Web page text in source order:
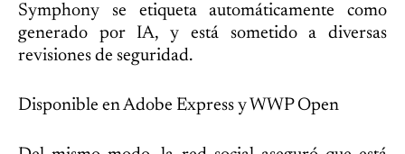
Symphony se etiqueta automáticamente como
generado por IA, y está sometido a diversas
revisiones de seguridad.
Disponible en Adobe Express y WWP Open